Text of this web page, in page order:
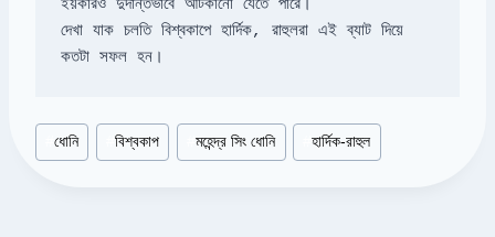
দেখা যাক চলতি বিশ্বকাপে হার্দিক, রাহুলরা এই ব্যাট দিয়ে
কতটা সফল হন।
Post
Tags:
#ধোনি #বিশ্বকাপ #মহেন্দ্র সিং ধোনি #হার্দিক-রাহুল